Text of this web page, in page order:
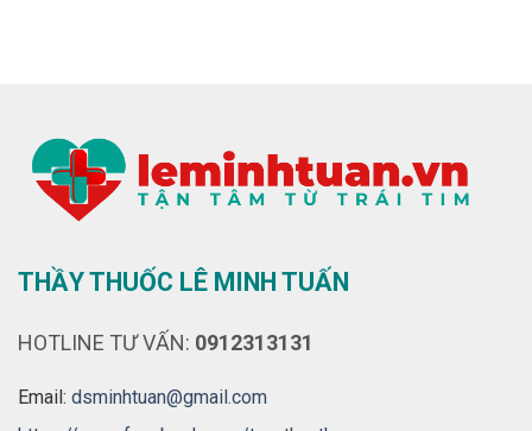
THẦY THUỐC LÊ MINH TUẤN
HOTLINE TƯ VẤN: 0912313131
Email: dsminhtuan@gmail.com